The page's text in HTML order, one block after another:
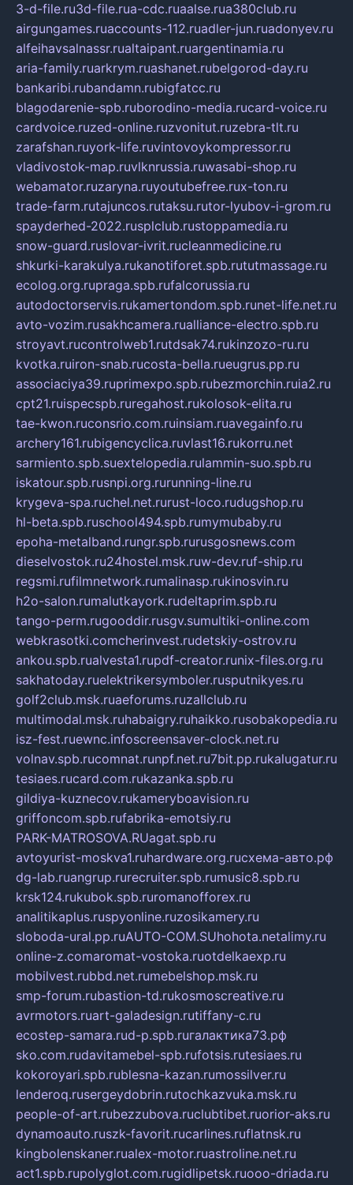
3-d-file.ru3d-file.rua-cdc.ruaalse.rua380club.ru
airgungames.ruaccounts-112.ruadler-jun.ruadonyev.ru
alfeihavsalnassr.rualtaipant.ruargentinamia.ru
aria-family.ruarkrym.ruashanet.rubelgorod-day.ru
bankaribi.rubandamn.rubigfatcc.ru
blagodarenie-spb.ruborodino-media.rucard-voice.ru
cardvoice.ruzed-online.ruzvonitut.ruzebra-tlt.ru
zarafshan.ruyork-life.ruvintovoykompressor.ru
vladivostok-map.ruvlknrussia.ruwasabi-shop.ru
webamator.ruzaryna.ruyoutubefree.rux-ton.ru
trade-farm.rutajuncos.rutaksu.rutor-lyubov-i-grom.ru
spayderhed-2022.rusplclub.rustoppamedia.ru
snow-guard.ruslovar-ivrit.rucleanmedicine.ru
shkurki-karakulya.rukanotiforet.spb.rututmassage.ru
ecolog.org.rupraga.spb.rufalcorussia.ru
autodoctorservis.rukamertondom.spb.runet-life.net.ru
avto-vozim.rusakhcamera.rualliance-electro.spb.ru
stroyavt.rucontrolweb1.rutdsak74.rukinzozo-ru.ru
kvotka.ruiron-snab.rucosta-bella.rueugrus.pp.ru
associaciya39.ruprimexpo.spb.rubezmorchin.ruia2.ru
cpt21.ruispecspb.ruregahost.rukolosok-elita.ru
tae-kwon.ruconsrio.com.ruinsiam.ruavegainfo.ru
archery161.rubigencyclica.ruvlast16.rukorru.net
sarmiento.spb.suextelopedia.rulammin-suo.spb.ru
iskatour.spb.rusnpi.org.rurunning-line.ru
krygeva-spa.ruchel.net.rurust-loco.rudugshop.ru
hl-beta.spb.ruschool494.spb.rumymubaby.ru
epoha-metalband.rungr.spb.rurusgosnews.com
dieselvostok.ru24hostel.msk.ruw-dev.ruf-ship.ru
regsmi.rufilmnetwork.rumalinasp.rukinosvin.ru
h2o-salon.rumalutkayork.rudeltaprim.spb.ru
tango-perm.rugooddir.rusgv.sumultiki-online.com
webkrasotki.comcherinvest.rudetskiy-ostrov.ru
ankou.spb.rualvesta1.rupdf-creator.runix-files.org.ru
sakhatoday.ruelektrikersymboler.rusputnikyes.ru
golf2club.msk.ruaeforums.ruzallclub.ru
multimodal.msk.ruhabaigry.ruhaikko.rusobakopedia.ru
isz-fest.ruewnc.infoscreensaver-clock.net.ru
volnav.spb.rucomnat.runpf.net.ru7bit.pp.rukalugatur.ru
tesiaes.rucard.com.rukazanka.spb.ru
gildiya-kuznecov.rukameryboavision.ru
griffoncom.spb.rufabrika-emotsiy.ru
PARK-MATROSOVA.RUagat.spb.ru
avtoyurist-moskva1.ruhardware.org.ruсхема-авто.рф
dg-lab.ruangrup.rurecruiter.spb.rumusic8.spb.ru
krsk124.rukubok.spb.ruromanofforex.ru
analitikaplus.ruspyonline.ruzosikamery.ru
sloboda-ural.pp.ruAUTO-COM.SUhohota.netalimy.ru
online-z.comaromat-vostoka.ruotdelkaexp.ru
mobilvest.rubbd.net.rumebelshop.msk.ru
smp-forum.rubastion-td.rukosmoscreative.ru
avrmotors.ruart-galadesign.rutiffany-c.ru
ecostep-samara.rud-p.spb.ruгалактика73.рф
sko.com.rudavitamebel-spb.rufotsis.rutesiaes.ru
kokoroyari.spb.rublesna-kazan.rumossilver.ru
lenderoq.rusergeydobrin.rutochkazvuka.msk.ru
people-of-art.rubezzubova.ruclubtibet.ruorior-aks.ru
dynamoauto.ruszk-favorit.rucarlines.ruflatnsk.ru
kingbolenskaner.rualex-motor.ruastroline.net.ru
act1.spb.rupolyglot.com.rugidlipetsk.ruooo-driada.ru